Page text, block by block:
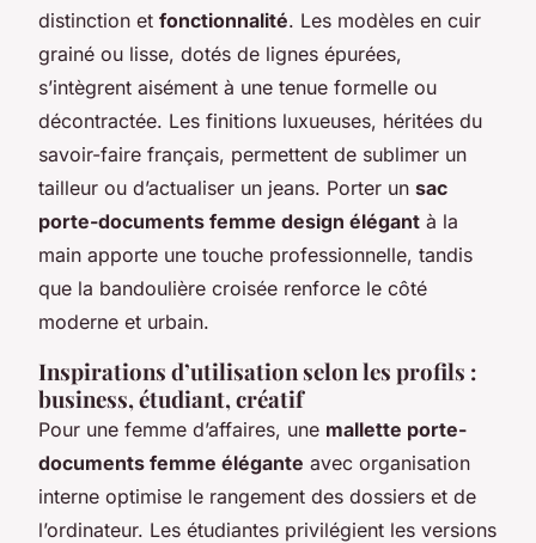
distinction et fonctionnalité. Les modèles en cuir
grainé ou lisse, dotés de lignes épurées,
s’intègrent aisément à une tenue formelle ou
décontractée. Les finitions luxueuses, héritées du
savoir-faire français, permettent de sublimer un
tailleur ou d’actualiser un jeans. Porter un sac
porte-documents femme design élégant à la
main apporte une touche professionnelle, tandis
que la bandoulière croisée renforce le côté
moderne et urbain.
Inspirations d’utilisation selon les profils :
business, étudiant, créatif
Pour une femme d’affaires, une mallette porte-
documents femme élégante avec organisation
interne optimise le rangement des dossiers et de
l’ordinateur. Les étudiantes privilégient les versions